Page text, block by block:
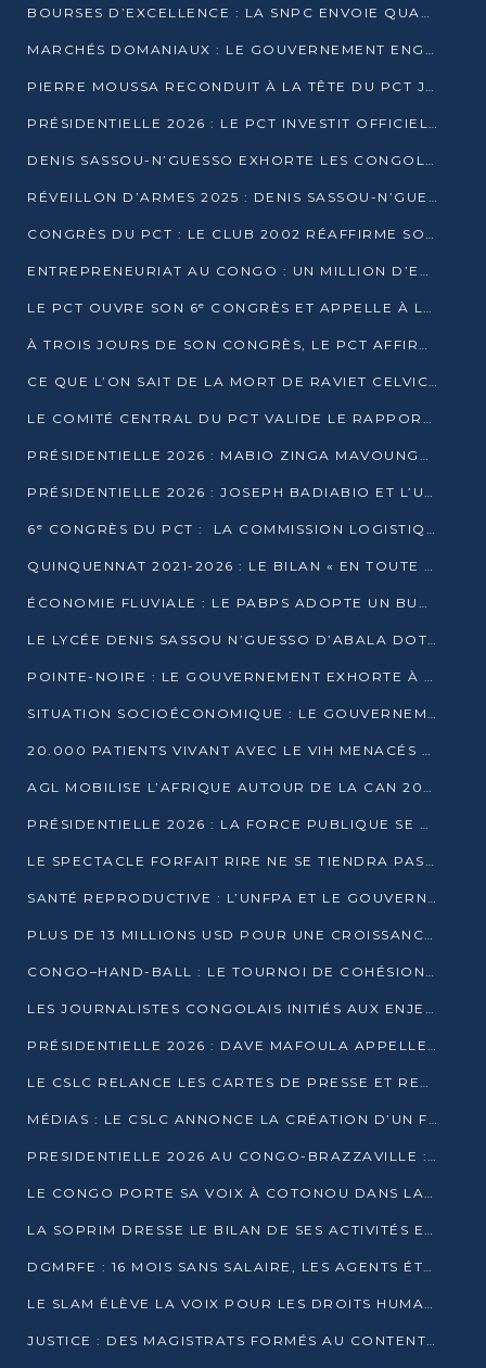
BOURSES D’EXCELLENCE : LA SNPC ENVOIE QUATRE NOUVEAUX TALENTS CONGOLAIS SE FORMER À BAKOU
MARCHÉS DOMANIAUX : LE GOUVERNEMENT ENGAGE LA STRUCTURATION DES TAXES D’ASSAINISSEMENT
PIERRE MOUSSA RECONDUIT À LA TÊTE DU PCT JUSQU’EN 2031
PRÉSIDENTIELLE 2026 : LE PCT INVESTIT OFFICIELLEMENT DENIS SASSOU NGUESSO
DENIS SASSOU-N’GUESSO EXHORTE LES CONGOLAIS À L’UNITÉ ET AU FAIR-PLAY DÉMOCRATIQUE EN 2026
RÉVEILLON D’ARMES 2025 : DENIS SASSOU-N’GUESSO GARANTIT DES ÉLECTIONS 2026 PAISIBLES ET SÉCURISÉES
CONGRÈS DU PCT : LE CLUB 2002 RÉAFFIRME SON SOUTIEN À DENIS SASSOU-N’GUESSO POUR 2026
ENTREPRENEURIAT AU CONGO : UN MILLION D’EUROS POUR FINANCER LES STARTUPS DÈS 2026
LE PCT OUVRE SON 6ᵉ CONGRÈS ET APPELLE À LA CANDIDATURE DE DENIS SASSOU NGUESSO
À TROIS JOURS DE SON CONGRÈS, LE PCT AFFIRME AVOIR ATTEINT TOUS SES OBJECTIFS
CE QUE L’ON SAIT DE LA MORT DE RAVIET CELVIC N’TSIANTSIE
LE COMITÉ CENTRAL DU PCT VALIDE LE RAPPORT DU CONGRÈS ET SOUTIENT DENIS SASSOU N’GUESSO
PRÉSIDENTIELLE 2026 : MABIO ZINGA MAVOUNGOU DÉCLARE SA CANDIDATURE ET CHARGE LE BILAN DU PCT
PRÉSIDENTIELLE 2026 : JOSEPH BADIABIO ET L’UDH-YUKI JOUENT LA PRUDENCE
6ᵉ CONGRÈS DU PCT : LA COMMISSION LOGISTIQUE ASSURE LA DISTRIBUTION DES KITS
QUINQUENNAT 2021-2026 : LE BILAN « EN TOUTE TRANSPARENCE » PRÉSENTÉ À LA PRESSE
ÉCONOMIE FLUVIALE : LE PABPS ADOPTE UN BUDGET 2026 DE PLUS DE 2,7 MILLIARDS FCFA
LE LYCÉE DENIS SASSOU N’GUESSO D’ABALA DOTÉ D’UNE SALLE MULTIMÉDIA
POINTE-NOIRE : LE GOUVERNEMENT EXHORTE À UN USAGE RESPONSABLE DU NOUVEAU MATÉRIEL MUNICIPAL
SITUATION SOCIOÉCONOMIQUE : LE GOUVERNEMENT INTERPELLÉ DEVANT LE SÉNAT
20.000 PATIENTS VIVANT AVEC LE VIH MENACÉS D’ARRÊT DE TRAITEMENT
AGL MOBILISE L’AFRIQUE AUTOUR DE LA CAN 2025
PRÉSIDENTIELLE 2026 : LA FORCE PUBLIQUE SE PRÉPARE À SÉCURISER LE SCRUTIN
LE SPECTACLE FORFAIT RIRE NE SE TIENDRA PAS LE 1ER JANVIER
SANTÉ REPRODUCTIVE : L’UNFPA ET LE GOUVERNEMENT AFFINENT LES PRIORITÉS DE 2026
PLUS DE 13 MILLIONS USD POUR UNE CROISSANCE VERTE ET SOUVERAINE
CONGO–HAND-BALL : LE TOURNOI DE COHÉSION ET DE FRATERNITÉ ALLUME SES LAMPIONS À BRAZZAVILLE
LES JOURNALISTES CONGOLAIS INITIÉS AUX ENJEUX DE L’ÉCONOMIE BLEUE
PRÉSIDENTIELLE 2026 : DAVE MAFOULA APPELLE LES CONGOLAIS À UN « NOUVEAU DÉPART »
LE CSLC RELANCE LES CARTES DE PRESSE ET RECONNAÎT OFFICIELLEMENT LES MÉDIAS EN LIGNE
MÉDIAS : LE CSLC ANNONCE LA CRÉATION D’UN FONDS D’APPUI À LA PRESSE
PRESIDENTIELLE 2026 AU CONGO-BRAZZAVILLE : UN CASTING ÉLARGI
LE CONGO PORTE SA VOIX À COTONOU DANS LA LUTTE CONTRE LA TUBERCULOSE
LA SOPRIM DRESSE LE BILAN DE SES ACTIVITÉS ET FIXE DE NOUVELLES PRIORITÉS
DGMRFE : 16 MOIS SANS SALAIRE, LES AGENTS ÉTOUFFENT DANS LE SILENCE
LE SLAM ÉLÈVE LA VOIX POUR LES DROITS HUMAINS À BRAZZAVILLE
JUSTICE : DES MAGISTRATS FORMÉS AU CONTENTIEUX DE LA PROPRIÉTÉ INTELLECTUELLE